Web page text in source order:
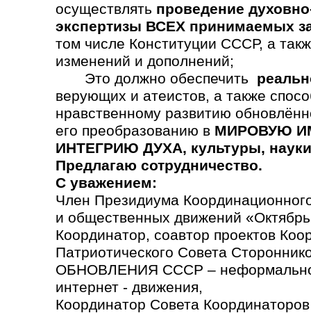
осуществлять проведение
экспертизы ВСЕХ принимаемых
том числе Конституции СССР, а
изменений и дополнений;
Это должно обеспечить
верующих и атеистов, а также
нравственному развитию
его преобразованию в МИРОВУЮ
ИНТЕГРИЮ ДУХА, культуры,
Предлагаю сотрудничество.
С уважением:
Член Президиума
и общественных движений
Координатор, соавтор проектов
Патриотического Совета
ОБНОВЛЕНИЯ СССР –
интернет - движения,
Координатор Совета